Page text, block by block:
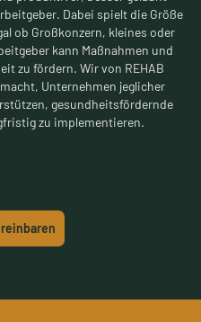
Dabei spielt die Größe
ob Großkonzern, kleines oder
kann Maßnahmen und
zu fördern. Wir von REHAB
Unternehmen jeglicher
gesundheitsfördernde
zu implementieren.